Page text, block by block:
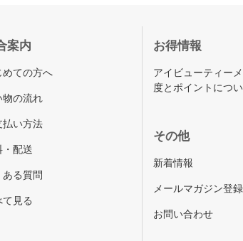
案内
めての方へ
物の流れ
払い方法
・配送
ある質問
て見る
お得情報
アイビューティー
度とポイントにつ
その他
新着情報
メールマガジン登録
お問い合わせ